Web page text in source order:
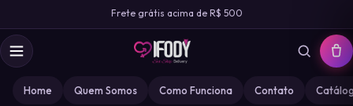
Frete grátis acima de R$ 500
Home Quem Somos Como Funciona Contato